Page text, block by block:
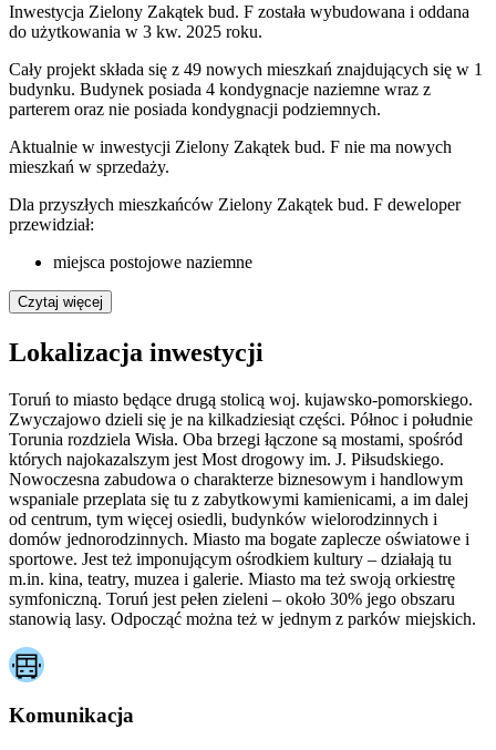
Inwestycja Zielony Zakątek bud. F została wybudowana i oddana
do użytkowania w 3 kw. 2025 roku.
Cały projekt składa się z 49 nowych mieszkań znajdujących się w 1
budynku. Budynek posiada 4 kondygnacje naziemne wraz z
parterem oraz nie posiada kondygnacji podziemnych.
Aktualnie w inwestycji Zielony Zakątek bud. F nie ma nowych
mieszkań w sprzedaży.
Dla przyszłych mieszkańców Zielony Zakątek bud. F deweloper
przewidział:
miejsca postojowe naziemne
Czytaj więcej
Lokalizacja inwestycji
Toruń to miasto będące drugą stolicą woj. kujawsko-pomorskiego.
Zwyczajowo dzieli się je na kilkadziesiąt części. Północ i południe
Torunia rozdziela Wisła. Oba brzegi łączone są mostami, spośród
których najokazalszym jest Most drogowy im. J. Piłsudskiego.
Nowoczesna zabudowa o charakterze biznesowym i handlowym
wspaniale przeplata się tu z zabytkowymi kamienicami, a im dalej
od centrum, tym więcej osiedli, budynków wielorodzinnych i
domów jednorodzinnych. Miasto ma bogate zaplecze oświatowe i
sportowe. Jest też imponującym ośrodkiem kultury – działają tu
m.in. kina, teatry, muzea i galerie. Miasto ma też swoją orkiestrę
symfoniczną. Toruń jest pełen zieleni – około 30% jego obszaru
stanowią lasy. Odpocząć można też w jednym z parków miejskich.
Komunikacja